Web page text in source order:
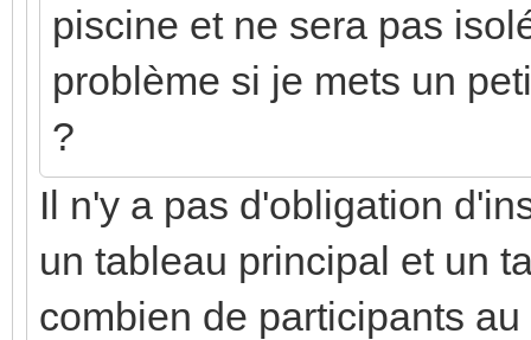
piscine et ne sera pas
problème si je mets un
?
Il n'y a pas d'obligation
un tableau principal et un
combien de participants au